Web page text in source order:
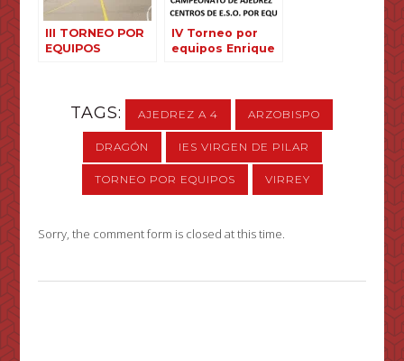
III TORNEO POR
EQUIPOS
IV Torneo por
equipos Enrique
TAGS: AJEDREZ A 4 ARZOBISPO
DRAGÓN IES VIRGEN DE PILAR
TORNEO POR EQUIPOS VIRREY
Sorry, the comment form is closed at this time.